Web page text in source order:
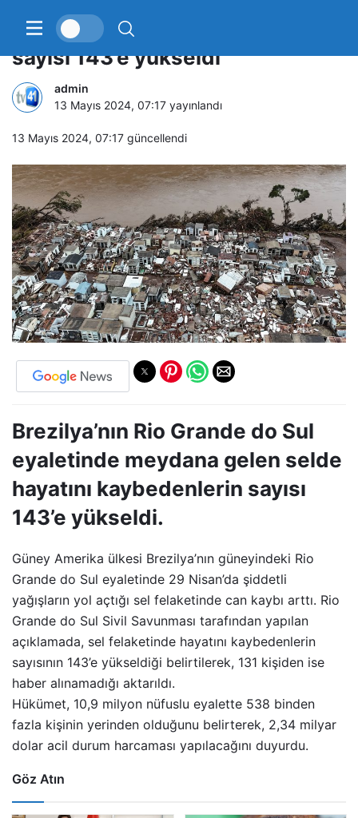
Brezilya’daki sel felaketinde ölü
sayısı 143’e yükseldi
admin
13 Mayıs 2024, 07:17 yayınlandı
13 Mayıs 2024, 07:17 güncellendi
Brezilya’nın Rio Grande do Sul
eyaletinde meydana gelen selde
hayatını kaybedenlerin sayısı
143’e yükseldi.
Güney Amerika ülkesi Brezilya’nın güneyindeki Rio
Grande do Sul eyaletinde 29 Nisan’da şiddetli
yağışların yol açtığı sel felaketinde can kaybı arttı. Rio
Grande do Sul Sivil Savunması tarafından yapılan
açıklamada, sel felaketinde hayatını kaybedenlerin
sayısının 143’e yükseldiği belirtilerek, 131 kişiden ise
haber alınamadığı aktarıldı.
Hükümet, 10,9 milyon nüfuslu eyalette 538 binden
fazla kişinin yerinden olduğunu belirterek, 2,34 milyar
dolar acil durum harcaması yapılacağını duyurdu.
Göz Atın